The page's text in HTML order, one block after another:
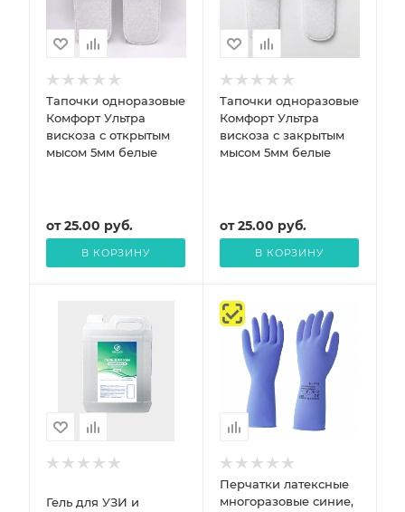
Тапочки одноразовые
Комфорт Ультра
вискоза с открытым
мысом 5мм белые
от25.00 руб.
В КОРЗИНУ
Тапочки одноразовые
Комфорт Ультра
вискоза с закрытым
мысом 5мм белые
от25.00 руб.
В КОРЗИНУ
Гель для УЗИ и
Перчатки латексные
многоразовые синие,